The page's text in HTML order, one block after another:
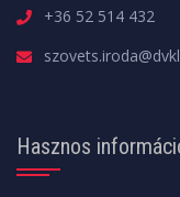
+36 52 514 432
Hasznos